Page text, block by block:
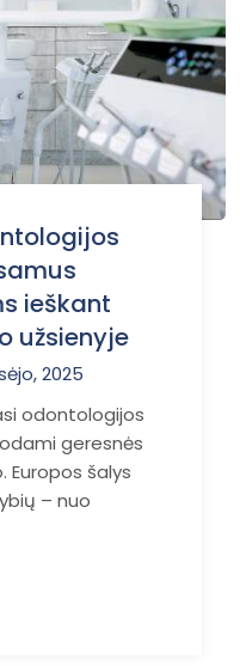
ieškant
užsienyje
2025
odontologijos
geresnės
Europos šalys
– nuo